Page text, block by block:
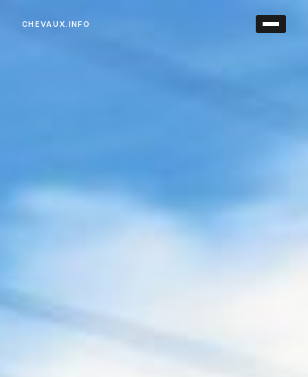
CHEVAUX.INFO